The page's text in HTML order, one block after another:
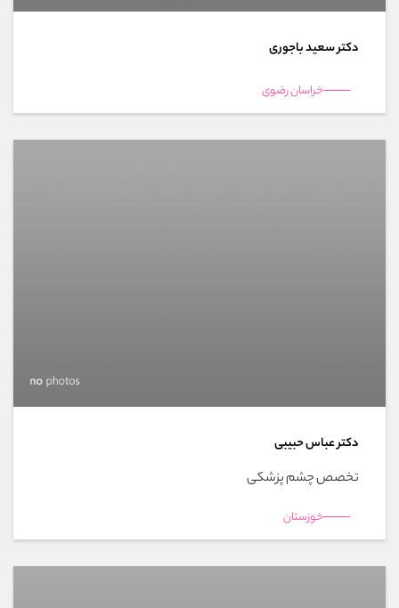
دکتر سعید باجوری
خراسان رضوی
دکتر عباس حبیبی
تخصص چشم پزشکی
خوزستان